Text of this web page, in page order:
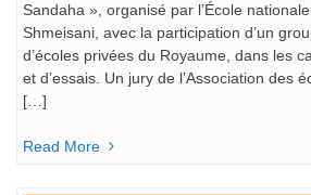
Sandaha », organisé par l’École
Shmeisani, avec la participation d’un
d’écoles privées du Royaume, dans les
et d’essais. Un jury de l’Association des
[…]
Read More